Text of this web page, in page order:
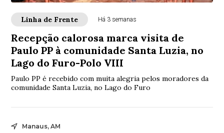
Linha de Frente Há 3 semanas
Recepção calorosa marca visita de
Paulo PP à comunidade Santa Luzia, no
Lago do Furo-Polo VIII
Paulo PP é recebido com muita alegria pelos moradores da
comunidade Santa Luzia, no Lago do Furo
Manaus, AM